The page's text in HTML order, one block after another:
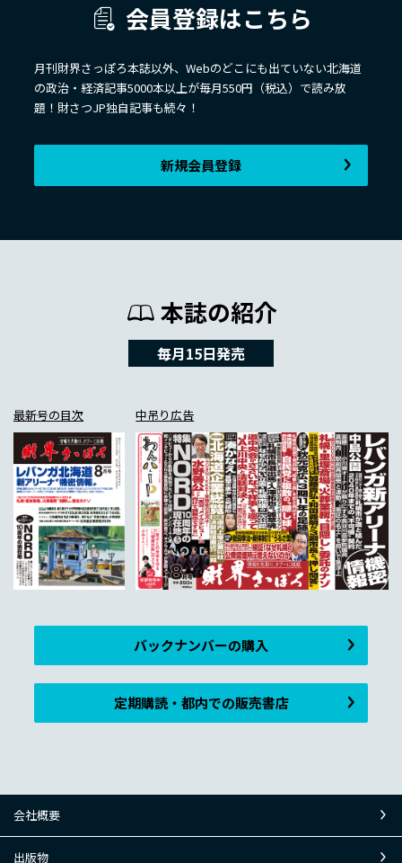
会員登録はこちら
月刊財界さっぽろ本誌以外、Webのどこにも出ていない北海道
の政治・経済記事5000本以上が毎月550円（税込）で読み放
題！財さつJP独自記事も続々！
新規会員登録
本誌の紹介
毎月15日発売
最新号の目次 中吊り広告
バックナンバーの購入
定期購読・都内での販売書店
会社概要
出版物